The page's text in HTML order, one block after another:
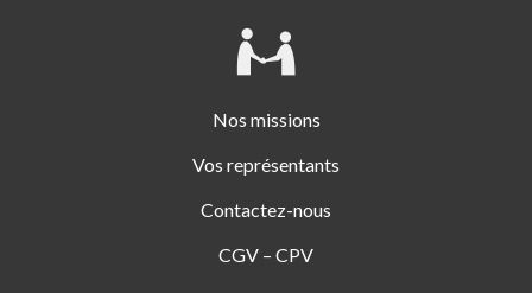
Nos missions
Vos représentants
Contactez-nous
CGV – CPV